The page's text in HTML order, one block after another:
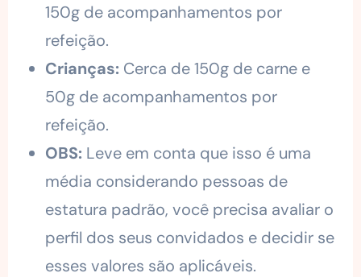
150g de acompanhamentos por
refeição.
Crianças: Cerca de 150g de carne e
50g de acompanhamentos por
refeição.
OBS: Leve em conta que isso é uma
média considerando pessoas de
estatura padrão, você precisa avaliar o
perfil dos seus convidados e decidir se
esses valores são aplicáveis.